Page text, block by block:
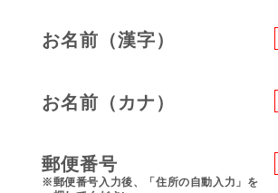
お名前（漢字）
お名前（カナ）
郵便番号
※郵便番号入力後、「住所の自動入力」を